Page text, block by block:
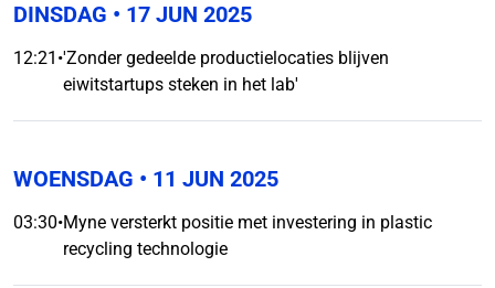
DINSDAG • 17 JUN 2025
12:21 •'Zonder gedeelde productielocaties blijven
eiwitstartups steken in het lab'
WOENSDAG • 11 JUN 2025
03:30•Myne versterkt positie met investering in plastic
recycling technologie